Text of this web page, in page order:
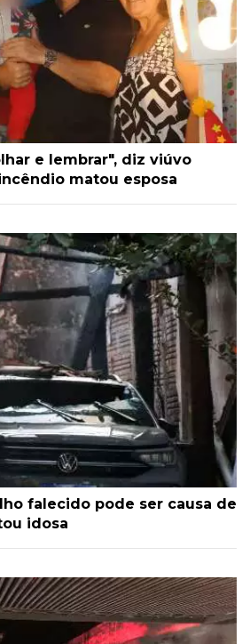
e lembrar", diz viúvo
matou esposa
falecido pode ser causa de
idosa